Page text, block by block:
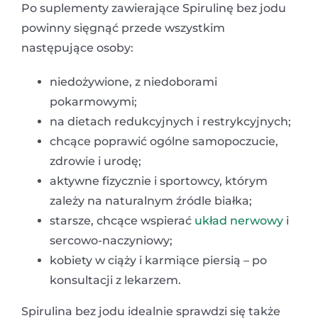
Po suplementy zawierające Spirulinę bez jodu
powinny sięgnąć przede wszystkim
następujące osoby:
niedożywione, z niedoborami
pokarmowymi;
na dietach redukcyjnych i restrykcyjnych;
chcące poprawić ogólne samopoczucie,
zdrowie i urodę;
aktywne fizycznie i sportowcy, którym
zależy na naturalnym źródle białka;
starsze, chcące wspierać układ nerwowy i
sercowo-naczyniowy;
kobiety w ciąży i karmiące piersią – po
konsultacji z lekarzem.
Spirulina bez jodu idealnie sprawdzi się także